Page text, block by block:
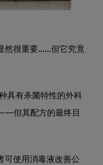
很重要……但它究竟
具有杀菌特性的外科
但其配方的最终目
可使用消毒液改善公